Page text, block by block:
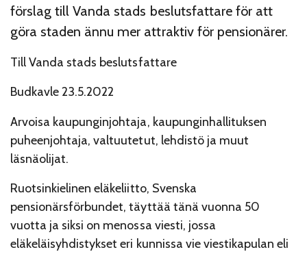
förslag till Vanda stads beslutsfattare för att
göra staden ännu mer attraktiv för pensionärer.
Till Vanda stads beslutsfattare
Budkavle 23.5.2022
Arvoisa kaupunginjohtaja, kaupunginhallituksen
puheenjohtaja, valtuutetut, lehdistö ja muut
läsnäolijat.
Ruotsinkielinen eläkeliitto, Svenska
pensionärsförbundet, täyttää tänä vuonna 50
vuotta ja siksi on menossa viesti, jossa
eläkeläisyhdistykset eri kunnissa vie viestikapulan eli